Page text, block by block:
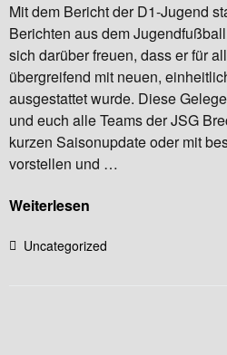
Mit dem Bericht der D1-Jugend
Berichten aus dem
sich darüber freuen, dass er für
übergreifend mit neuen,
ausgestattet wurde. Diese
und euch alle Teams der JSG
kurzen Saisonupdate oder mit
vorstellen und …
Weiterlesen
Uncategorized